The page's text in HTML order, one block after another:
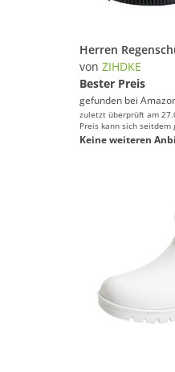
von ZIHDKE
Bester Preis
gefunden bei
zuletzt überprüft am
Preis kann sich seitdem
Keine weiteren